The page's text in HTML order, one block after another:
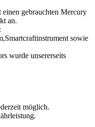
einen gebrauchten Mercury
an.
sowie
wurde unsererseits
möglich.